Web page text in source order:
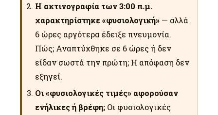
Η ακτινογραφία των 3:00 π.μ.
χαρακτηρίστηκε «φυσιολογική» — αλλά
6 ώρες αργότερα έδειξε πνευμονία.
Πώς; Αναπτύχθηκε σε 6 ώρες ή δεν
είδαν σωστά την πρώτη; Η απόφαση δεν
εξηγεί.
Οι «φυσιολογικές τιμές» αφορούσαν
ενήλικες ή βρέφη; Οι φυσιολογικές